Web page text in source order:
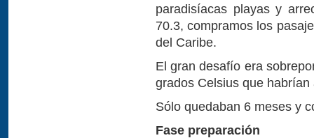
paradisíacas playas y
70.3, compramos los
del Caribe.
El gran desafío era
grados Celsius que
Sólo quedaban 6 meses y
Fase preparación